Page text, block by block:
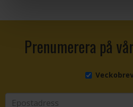
Prenumerera på